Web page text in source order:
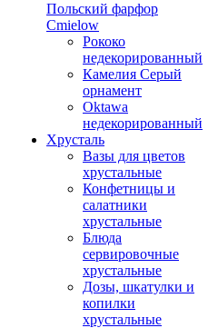
Польский фарфор
Сmielow
Рококо
недекорированный
Камелия Серый
орнамент
Oktawa
недекорированный
Хрусталь
Вазы для цветов
хрустальные
Конфетницы и
салатники
хрустальные
Блюда
сервировочные
хрустальные
Дозы, шкатулки и
копилки
хрустальные